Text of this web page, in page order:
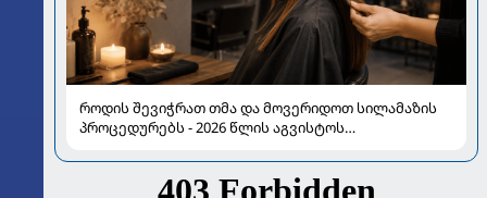
როდის შევიჭრათ თმა და მოვერიდოთ სილამაზის
პროცედურებს - 2026 წლის აგვისტოს